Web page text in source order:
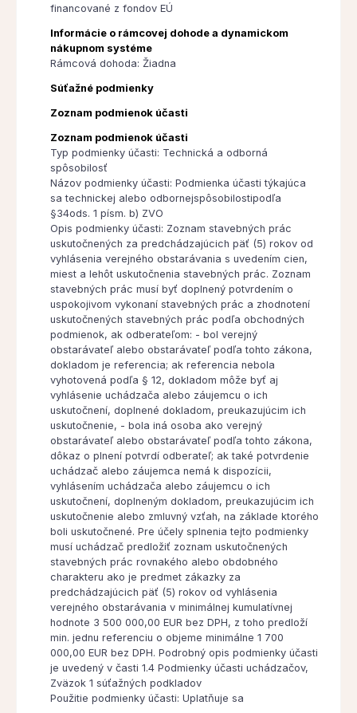
financované z fondov EÚ
Informácie o rámcovej dohode a dynamickom
nákupnom systéme
Rámcová dohoda: Žiadna
Súťažné podmienky
Zoznam podmienok účasti
Zoznam podmienok účasti
Typ podmienky účasti: Technická a odborná
spôsobilosť
Názov podmienky účasti: Podmienka účasti týkajúca
sa technickej alebo odbornejspôsobilostipodľa
§34ods. 1 písm. b) ZVO
Opis podmienky účasti: Zoznam stavebných prác
uskutočnených za predchádzajúcich päť (5) rokov od
vyhlásenia verejného obstarávania s uvedením cien,
miest a lehôt uskutočnenia stavebných prác. Zoznam
stavebných prác musí byť doplnený potvrdením o
uspokojivom vykonaní stavebných prác a zhodnotení
uskutočnených stavebných prác podľa obchodných
podmienok, ak odberateľom: - bol verejný
obstarávateľ alebo obstarávateľ podľa tohto zákona,
dokladom je referencia; ak referencia nebola
vyhotovená podľa § 12, dokladom môže byť aj
vyhlásenie uchádzača alebo záujemcu o ich
uskutočnení, doplnené dokladom, preukazujúcim ich
uskutočnenie, - bola iná osoba ako verejný
obstarávateľ alebo obstarávateľ podľa tohto zákona,
dôkaz o plnení potvrdí odberateľ; ak také potvrdenie
uchádzač alebo záujemca nemá k dispozícii,
vyhlásením uchádzača alebo záujemcu o ich
uskutočnení, doplneným dokladom, preukazujúcim ich
uskutočnenie alebo zmluvný vzťah, na základe ktorého
boli uskutočnené. Pre účely splnenia tejto podmienky
musí uchádzač predložiť zoznam uskutočnených
stavebných prác rovnakého alebo obdobného
charakteru ako je predmet zákazky za
predchádzajúcich päť (5) rokov od vyhlásenia
verejného obstarávania v minimálnej kumulatívnej
hodnote 3 500 000,00 EUR bez DPH, z toho predloží
min. jednu referenciu o objeme minimálne 1 700
000,00 EUR bez DPH. Podrobný opis podmienky účasti
je uvedený v časti 1.4 Podmienky účasti uchádzačov,
Zväzok 1 súťažných podkladov
Použitie podmienky účasti: Uplatňuje sa